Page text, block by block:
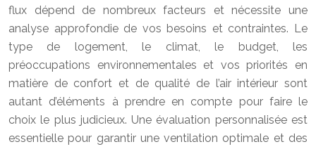
flux dépend de nombreux facteurs et nécessite une
analyse approfondie de vos besoins et contraintes. Le
type de logement, le climat, le budget, les
préoccupations environnementales et vos priorités en
matière de confort et de qualité de l’air intérieur sont
autant d’éléments à prendre en compte pour faire le
choix le plus judicieux. Une évaluation personnalisée est
essentielle pour garantir une ventilation optimale et des